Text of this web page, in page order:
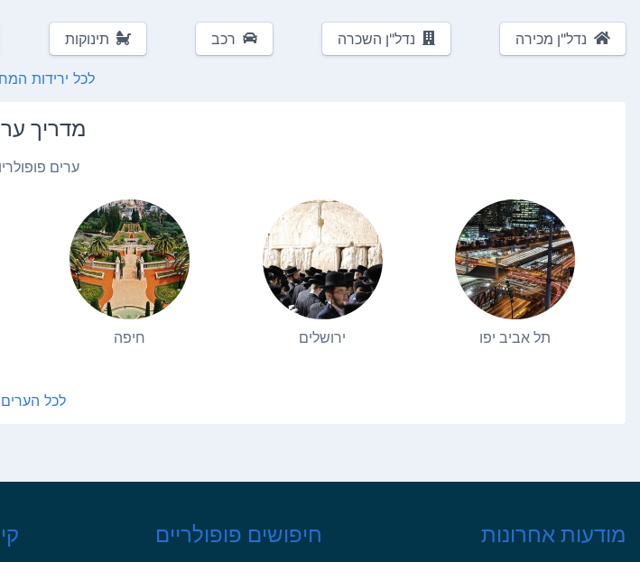
נדל"ן מכירה נדל"ן השכרה רכב תינוקות
לכל ירידות
מדריך
ערים
תל אביב יפו ירושלים חיפה
לכל הערים
מודעות אחרונות חיפושים פופולריים